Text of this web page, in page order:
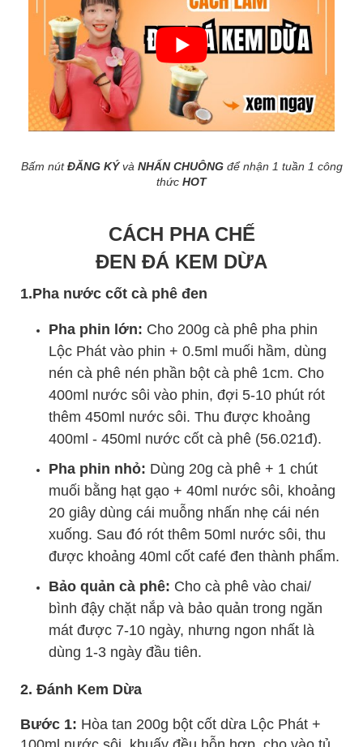
Bấm nútĐĂNG KÝvà NHẤN CHUÔNG để nhận 1 tuần 1 công
thức HOT
CÁCH PHA CHẾ
ĐEN ĐÁ KEM DỪA
1.Pha nước cốt cà phê đen
Pha phin lớn: Cho 200g cà phê pha phin
Lộc Phát vào phin + 0.5ml muối hầm, dùng
nén cà phê nén phần bột cà phê 1cm. Cho
400ml nước sôi vào phin, đợi 5-10 phút rót
thêm 450ml nước sôi. Thu được khoảng
400ml - 450ml nước cốt cà phê (56.021đ).
Pha phin nhỏ: Dùng 20g cà phê + 1 chút
muối bằng hạt gạo + 40ml nước sôi, khoảng
20 giây dùng cái muỗng nhấn nhẹ cái nén
xuống. Sau đó rót thêm 50ml nước sôi, thu
được khoảng 40ml cốt café đen thành phẩm.
Bảo quản cà phê: Cho cà phê vào chai/
bình đậy chặt nắp và bảo quản trong ngăn
mát được 7-10 ngày, nhưng ngon nhất là
dùng 1-3 ngày đầu tiên.
2. Đánh Kem Dừa
Bước 1: Hòa tan 200g bột cốt dừa Lộc Phát +